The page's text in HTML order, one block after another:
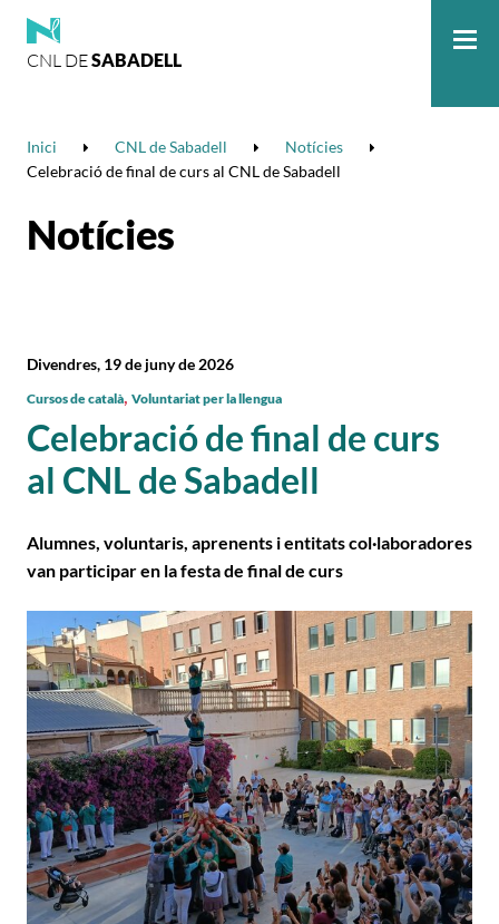
CNL DESABADELL
Inici CNL de Sabadell
Notícies
Celebració de final de curs al CNL de Sabadell
Notícies
Celebració de final de curs
al CNL de Sabadell
Divendres, 19 de juny de 2026
Cursos de català, Voluntariat per la llengua
Alumnes, voluntaris, aprenents i entitats col·laboradores
van participar en la festa de final de curs